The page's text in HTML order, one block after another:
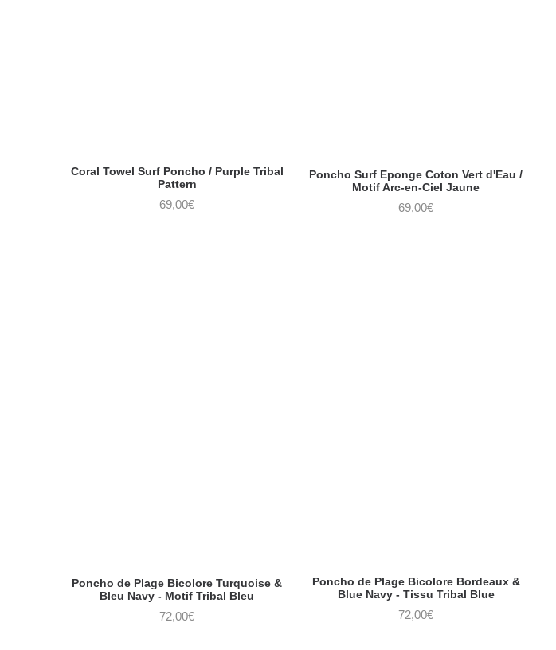
Coral Towel Surf Poncho / Purple Tribal
Pattern
69,00€
Poncho Surf Eponge Coton Vert d'Eau /
Motif Arc-en-Ciel Jaune
69,00€
Poncho de Plage Bicolore Turquoise &
Bleu Navy - Motif Tribal Bleu
72,00€
Poncho de Plage Bicolore Bordeaux &
Blue Navy - Tissu Tribal Blue
72,00€